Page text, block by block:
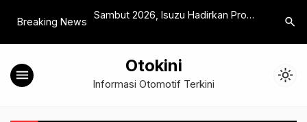
Breaking News
Sambut 2026, Isuzu Hadirkan Promo
MyIsuzuID
search
menu Otokini
Informasi Otomotif Terkini light_mode